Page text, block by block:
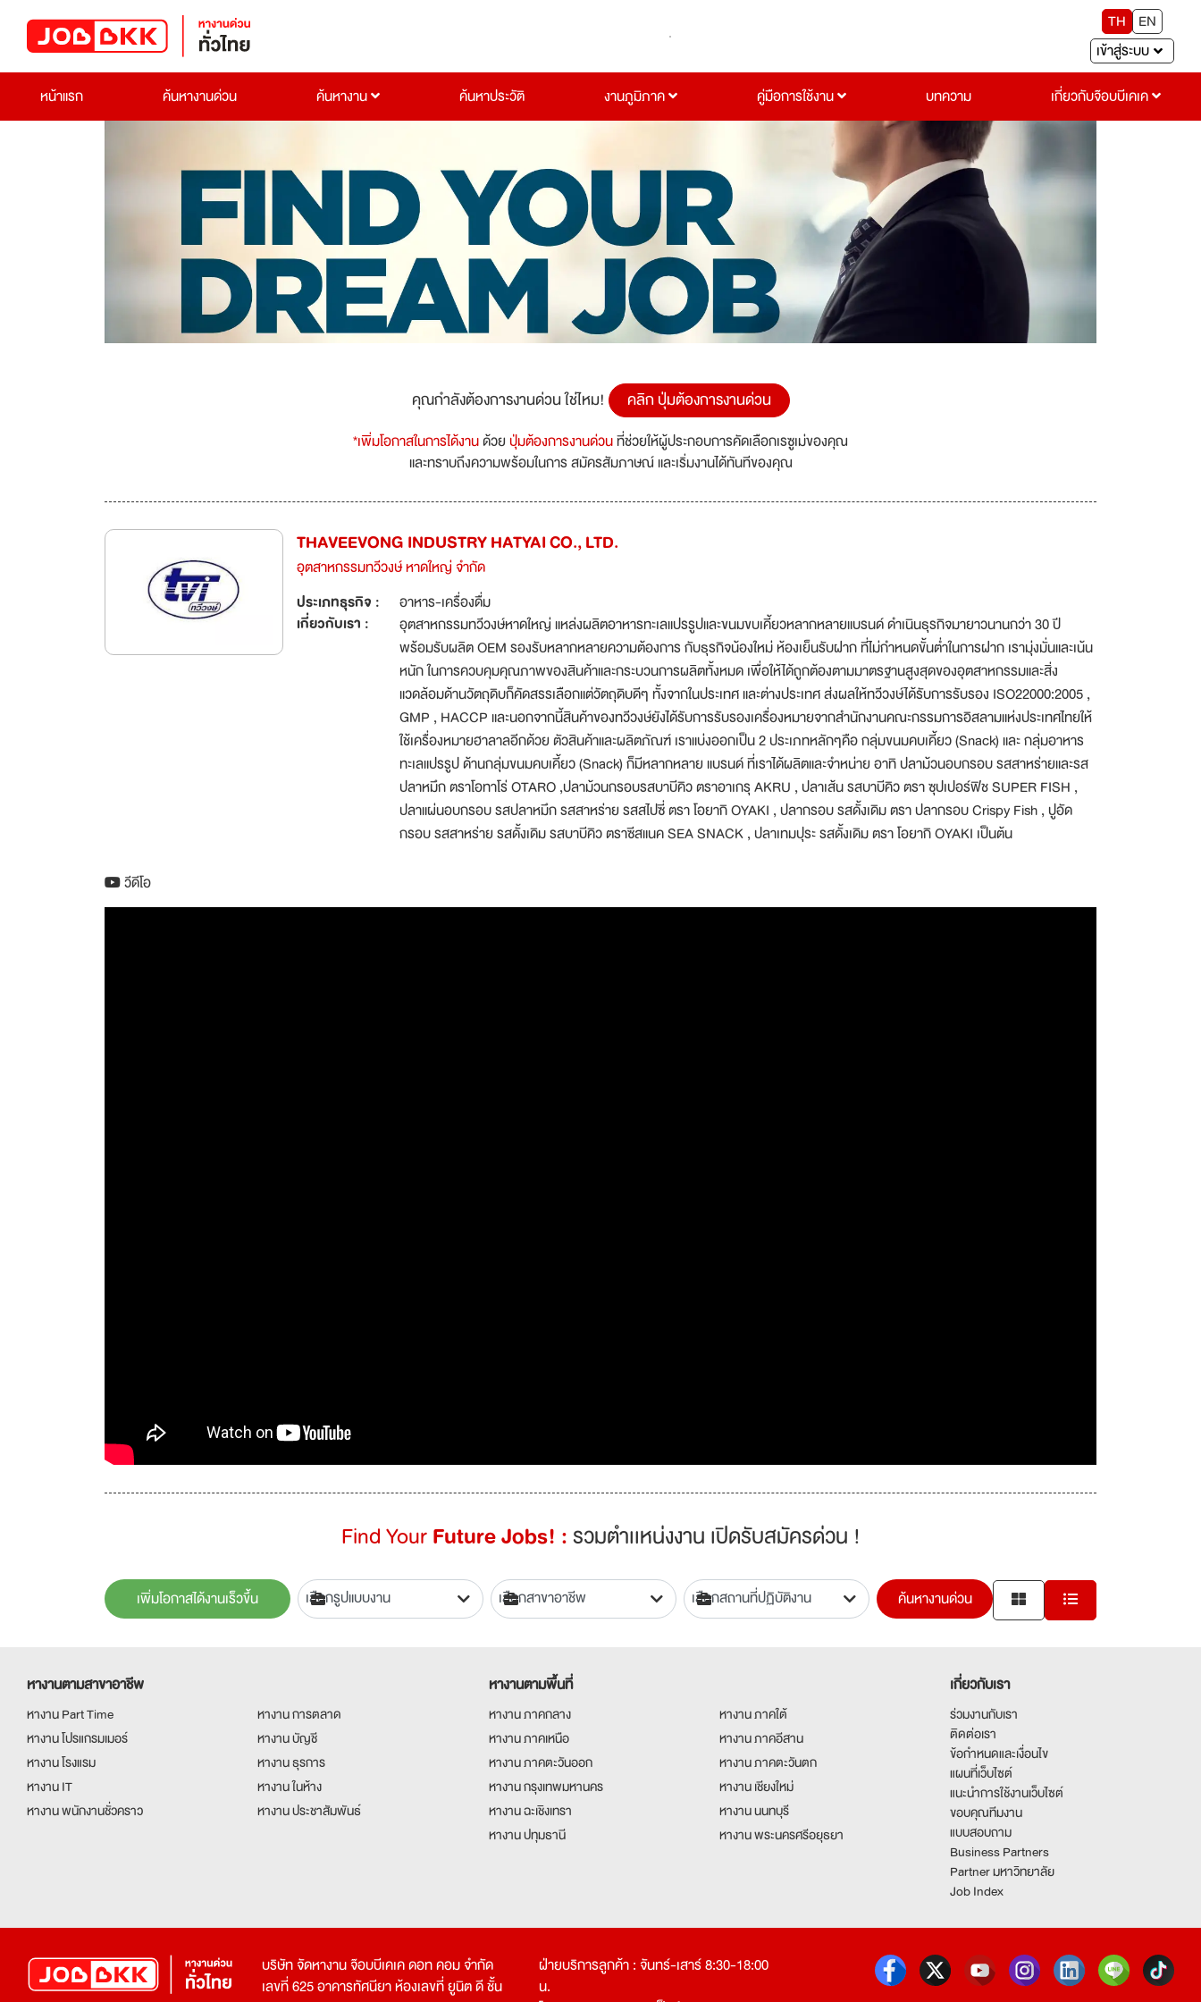
TH
EN
เข้าสู่ระบบ
หน้าแรก
ค้นหางานด่วน ค้นหางาน ค้นหาประวัติ งานภูมิภาค คู่มือการใช้งาน บทความ เกี่ยวกับจ๊อบบีเคเค
คุณกำลังต้องการงานด่วน ใช่ไหม! คลิก ปุ่มต้องการงานด่วน
*เพิ่มโอกาสในการได้งานด้วยปุ่มต้องการงานด่วนที่ช่วยให้ผู้ประกอบการคัดเลือกเรซูเม่ของคุณ
และทราบถึงความพร้อมในการ สมัครสัมภาษณ์ และเริ่มงานได้ทันทีของคุณ
THAVEEVONG INDUSTRY HATYAI CO., LTD.
อุตสาหกรรมทวีวงษ์ หาดใหญ่ จำกัด
ประเภทธุรกิจ :
อาหาร-เครื่องดื่ม
เกี่ยวกับเรา :
อุตสาหกรรมทวีวงษ์หาดใหญ่ แหล่งผลิตอาหารทะเลแปรรูปและขนมขบเคี้ยวหลากหลายแบรนด์ ดำเนินธุรกิจมายาวนานกว่า 30 ปี
พร้อมรับผลิต OEM รองรับหลากหลายความต้องการ กับธุรกิจน้องใหม่ ห้องเย็นรับฝาก ที่ไม่กำหนดขั้นต่ำในการฝาก เรามุ่งมั่นและเน้น
หนัก ในการควบคุมคุณภาพของสินค้าและกระบวนการผลิตทั้งหมด เพื่อให้ได้ถูกต้องตามมาตรฐานสูงสุดของอุตสาหกรรมและสิ่ง
แวดล้อมด้านวัตถุดิบก็คัดสรรเลือกแต่วัตถุดิบดีๆ ทั้งจากในประเทศ และต่างประเทศ ส่งผลให้ทวีวงษ์ได้รับการรับรอง ISO22000:2005 ,
GMP , HACCP และนอกจากนี้สินค้าของทวีวงษ์ยังได้รับการรับรองเครื่องหมายจากสำนักงานคณะกรรมการอิสลามแห่งประเทศไทยให้
ใช้เครื่องหมายฮาลาลอีกด้วย ตัวสินค้าและผลิตภัณฑ์ เราแบ่งออกเป็น 2 ประเภทหลักๆคือ กลุ่มขนมคบเคี้ยว (Snack) และ กลุ่มอาหาร
ทะเลแปรรูป ด้านกลุ่มขนมคบเคี้ยว (Snack) ก็มีหลากหลาย แบรนด์ ที่เราได้ผลิตและจำหน่าย อาทิ ปลาม้วนอบกรอบ รสสาหร่ายและรส
ปลาหมึก ตราโอทาโร่ OTARO ,ปลาม้วนกรอบรสบาบีคิว ตราอาเกรุ AKRU , ปลาเส้น รสบาบีคิว ตรา ซุปเปอร์ฟิช SUPER FISH ,
ปลาแผ่นอบกรอบ รสปลาหมึก รสสาหร่าย รสสไปซี่ ตรา โอยากิ OYAKI , ปลากรอบ รสดั้งเดิม ตรา ปลากรอบ Crispy Fish , ปูอัด
กรอบ รสสาหร่าย รสดั้งเดิม รสบาบีคิว ตราซีสแนค SEA SNACK , ปลาเทมปุระ รสดั้งเดิม ตรา โอยากิ OYAKI เป็นต้น
วีดีโอ
Find YourFuture Jobs! :รวมตำเเหน่งงาน เปิดรับสมัครด่วน !
เพิ่มโอกาสได้งานเร็วขึ้น ค้นหางานด่วน
หางานตามสาขาอาชีพ
หางาน Part Time
หางาน การตลาด
หางาน โปรแกรมเมอร์
หางาน บัญชี
หางาน โรงแรม
หางาน ธุรการ
หางาน IT
หางาน ในห้าง
หางาน พนักงานชั่วคราว
หางาน ประชาสัมพันธ์
หางานตามพื้นที่
หางาน ภาคกลาง
หางาน ภาคใต้
หางาน ภาคเหนือ
หางาน ภาคอีสาน
หางาน ภาคตะวันออก
หางาน ภาคตะวันตก
หางาน กรุงเทพมหานคร
หางาน เชียงใหม่
หางาน ฉะเชิงเทรา
หางาน นนทบุรี
หางาน ปทุมธานี
หางาน พระนครศรีอยุธยา
เกี่ยวกับเรา
ร่วมงานกับเรา
ติดต่อเรา
ข้อกำหนดและเงื่อนไข
แผนที่เว็บไซต์
แนะนำการใช้งานเว็บไซต์
ขอบคุณทีมงาน
แบบสอบถาม
Business Partners
Partner มหาวิทยาลัย
Job Index
บริษัท จัดหางาน จ๊อบบีเคเค ดอท คอม จำกัด
เลขที่ 625 อาคารทัศนียา ห้องเลขที่ ยูนิต ดี ชั้น
ฝ่ายบริการลูกค้า : จันทร์-เสาร์ 8:30-18:00
น.